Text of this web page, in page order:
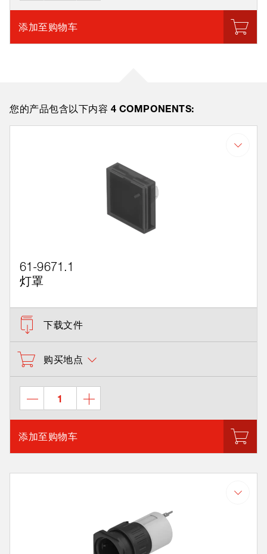
添加至购物车
您的产品包含以下内容 4 COMPONENTS:
61-9671.1
灯罩
下载文件
购买地点
添加至购物车